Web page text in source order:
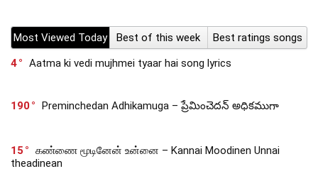
Most Viewed Today Best of this week
Best ratings songs
4
Aatma ki vedi mujhmei tyaar hai song lyrics
190 Preminchedan Adhikamuga – ప్రేమించెదన్ అధికముగా
15
கண்ணை மூடினேன் உன்னை – Kannai Moodinen Unnai
theadinean